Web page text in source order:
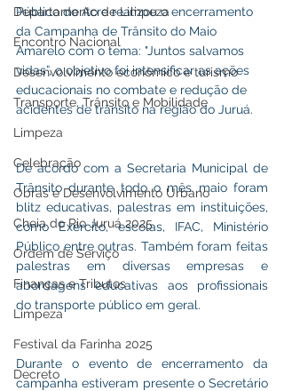
Departamento de Limpeza
Encontro Nacional
Desenvolvimento econômico e turismo
Transporte, Trânsito e Mobilidade
Limpeza
Celebração
Obras e Desenvolvimento Urbano
Cheia do Rio Juruá 2025
Ordem de Serviço
Finanças e Tributos
Limpeza
Festival da Farinha 2025
Decreto
Público do Acre realizou o encerramento
da Campanha de Trânsito do Maio
Amarelo com o tema: "Juntos salvamos
vidas”, o objetivo foi intensificar as ações
educacionais no combate e redução de
acidentes de trânsito na região do Juruá.
De acordo com a Secretaria Municipal de
Trânsito durante todo o mês maio foram
blitz educativas, palestras em instituições,
como Exército, escolas, IFAC, Ministério
Público entre outras. Também foram feitas
palestras em diversas empresas e
abordagens educativas aos profissionais
do transporte público em geral.
Durante o evento de encerramento da
campanha estiveram presente o Secretário